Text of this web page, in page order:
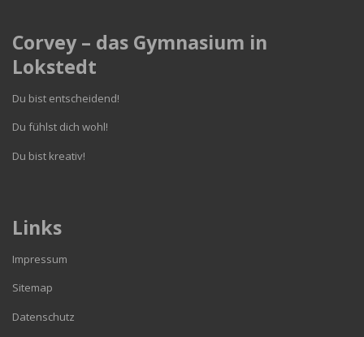
Corvey – das Gymnasium in
Lokstedt
Du bist entscheidend!
Du fühlst dich wohl!
Du bist kreativ!
Links
Impressum
Sitemap
Datenschutz